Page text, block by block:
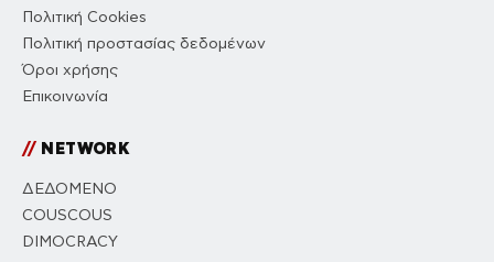
Πολιτική Cookies
Πολιτική προστασίας δεδομένων
Όροι χρήσης
Επικοινωνία
//NETWORK
ΔΕΔΟΜΕΝΟ
COUSCOUS
DIMOCRACY